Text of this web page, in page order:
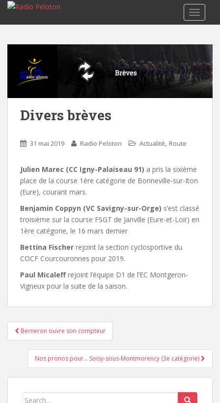
Divers brèves
31 mai 2019 Radio Peloton Actualité, Route
Julien Marec (CC Igny-Palaiseau 91) a pris la sixième
place de la course 1ère catégorie de Bonneville-sur-Iton
(Eure), courant mars.
Benjamin Coppyn (VC Savigny-sur-Orge) s’est classé
troisième sur la course FSGT de Janville (Eure-et-Loir) en
1ère catégorie, le 16 mars dernier
Bettina Fischer rejoint la section cyclosportive du
COCF Courcouronnes pour 2019.
Paul Micaleffrejoint l’équipe D1 de l’EC Montgeron-
Vigneux pour la suite de la saison.
Pagination d'article
Berneron ouvre son compteur
Nos pronos pour… Soisy-sous-Montmorency (3e catégorie)
Search for: